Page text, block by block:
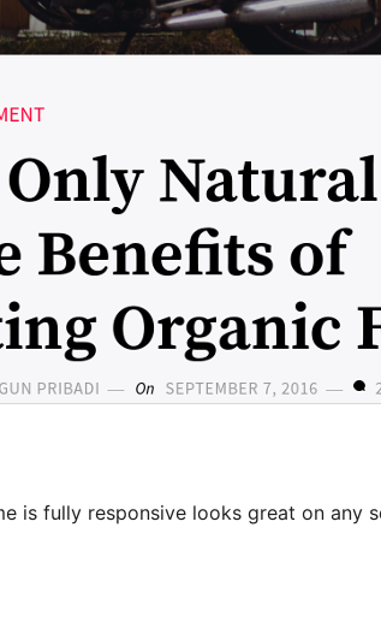
is fully responsive looks great on any